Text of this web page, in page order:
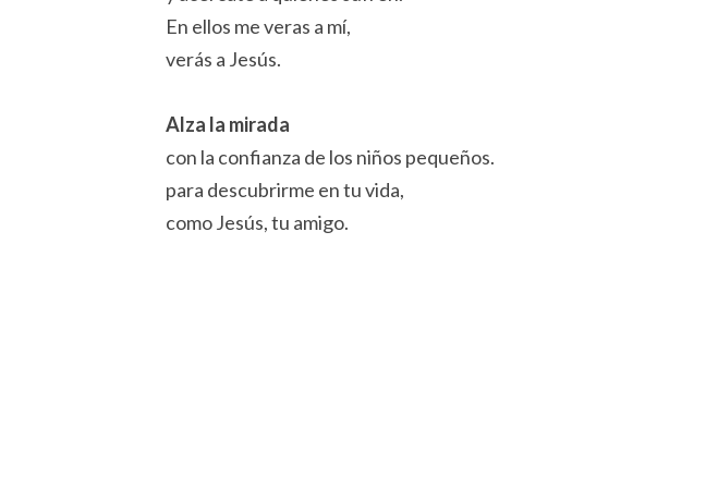
En ellos me veras a mí,
verás a Jesús.
Alza la mirada
con la confianza de los niños pequeños.
para descubrirme en tu vida,
como Jesús, tu amigo.